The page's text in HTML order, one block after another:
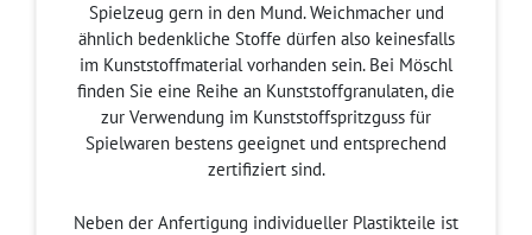
Spielzeug gern in den Mund. Weichmacher und
ähnlich bedenkliche Stoffe dürfen also keinesfalls
im Kunststoffmaterial vorhanden sein. Bei Möschl
finden Sie eine Reihe an Kunststoffgranulaten, die
zur Verwendung im Kunststoffspritzguss für
Spielwaren bestens geeignet und entsprechend
zertifiziert sind.
Neben der Anfertigung individueller Plastikteile ist